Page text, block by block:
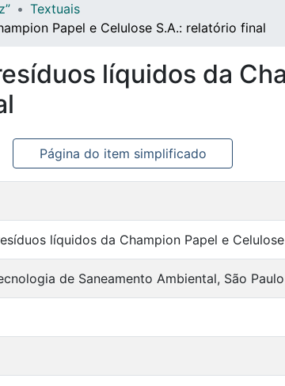
Textuais
Papel e Celulose S.A.: relatório final
líquidos da
Página do item simplificado
líquidos da Champion Papel e
de Saneamento Ambiental, São Paulo